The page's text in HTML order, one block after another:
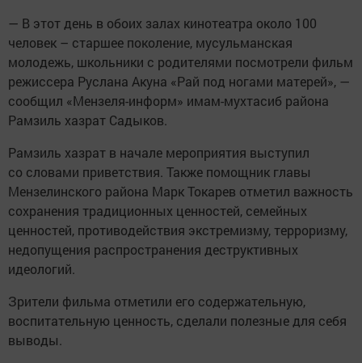
— В этот день в обоих залах кинотеатра около 100
человек – старшее поколение, мусульманская
молодежь, школьники с родителями посмотрели фильм
режиссера Руслана Акуна «Рай под ногами матерей», —
сообщил «Мензеля-информ» имам-мухтасиб района
Рамзиль хазрат Садыков.
Рамзиль хазрат в начале мероприятия выступил
со словами приветствия. Также помощник главы
Мензелинского района Марк Токарев отметил важность
сохранения традиционных ценностей, семейных
ценностей, противодействия экстремизму, терроризму,
недопущения распространения деструктивных
идеологий.
Зрители фильма отметили его содержательную,
воспитательную ценность, сделали полезные для себя
выводы.